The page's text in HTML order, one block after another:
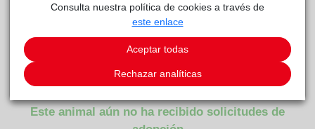
SUNNY
Centro de Protección Animal
Este animal aún no ha recibido solicitudes de
Consulta nuestra política de cookies a través de
este enlace
Aceptar todas
Rechazar analíticas